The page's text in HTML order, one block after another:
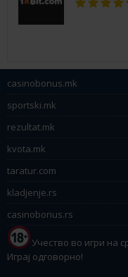
casinobonus.mk
sportski.mk
rezultat.mk
kvota.mk
taratur.com
kladjenje.rs
casinobonus.rs
Учество во игри на
Играј одговорно!